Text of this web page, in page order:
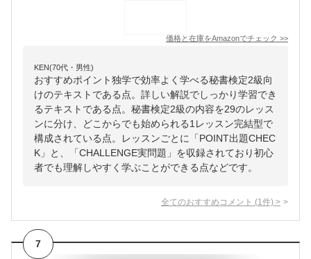
価格と在庫をAmazonでチェック >>
KEN(70代・男性)
おすすめポイント独学で効率よく学べる秘書検定2級向
けのテキストである点。詳しい解説でしっかり学習でき
るテキストである点。秘書検定2級の内容を29のレッス
ンに分け、どこからでも始められる1レッスン完結型で
構成されている点。レッスンごとに「POINT出題CHEC
K」と、「CHALLENGE実問題」を収録されており初心
者でも理解しやすく学ぶことができる点などです。
全てのおすすめコメント (1 件) >
7